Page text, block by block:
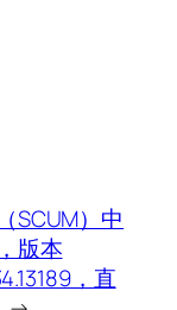
SCUM）中
版本
，直